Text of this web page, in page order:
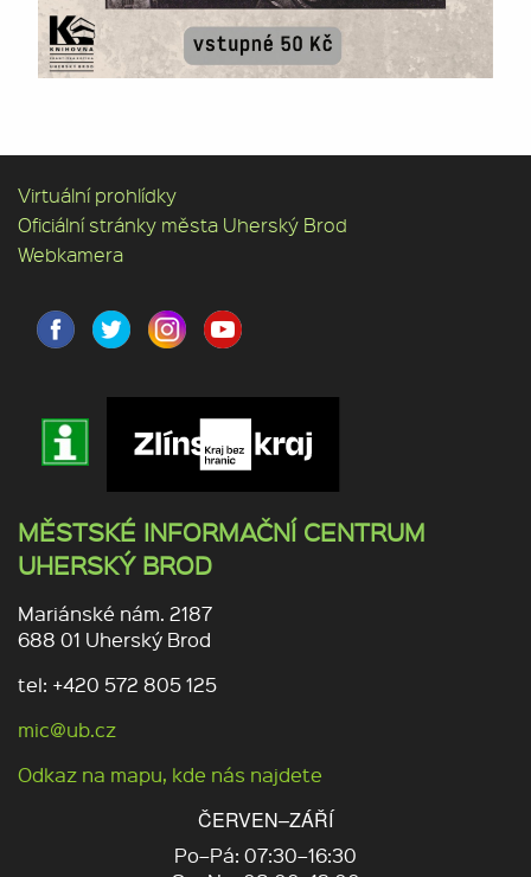
Virtuální prohlídky
Oficiální stránky města Uherský Brod
Webkamera
MĚSTSKÉ INFORMAČNÍ CENTRUM
UHERSKÝ BROD
Mariánské nám. 2187
688 01 Uherský Brod
tel: +420 572 805 125
mic@ub.cz
Odkaz na mapu, kde nás najdete
ČERVEN–ZÁŘÍ
Po–Pá: 07:30–16:30